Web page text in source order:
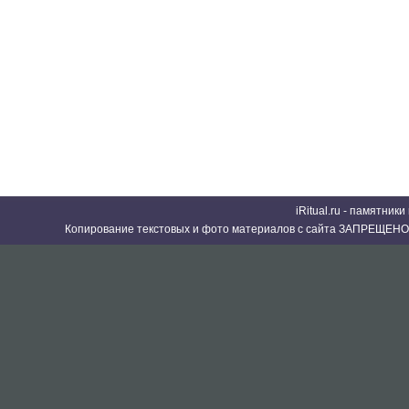
iRitual.ru -
Копирование текстовых и фото материалов с сайта